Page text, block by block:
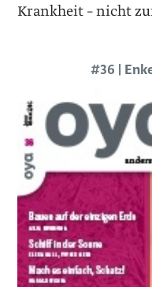
Krankheit – nicht
#36 |